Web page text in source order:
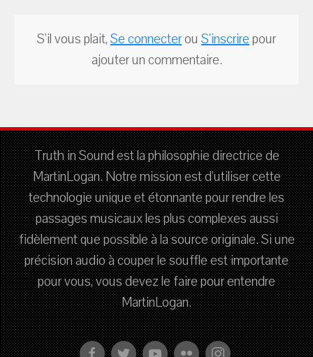
S'il vous plait,Se connecterou S'inscrirepour
ajouter un commentaire.
Truth in Sound est la philosophie directrice de
MartinLogan. Notre mission est d'utiliser cette
technologie unique et étonnante pour rendre les
passages musicaux les plus complexes aussi
fidèlement que possible à la source originale. Si une
précision audio à couper le souffle est importante
pour vous, vous devez le faire pour entendre
MartinLogan.